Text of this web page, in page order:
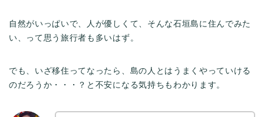
自然がいっぱいで、人が優しくて、そんな石垣島に住んでみた
い、って思う旅行者も多いはず。
でも、いざ移住ってなったら、島の人とはうまくやっていける
のだろうか・・・？と不安になる気持ちもわかります。